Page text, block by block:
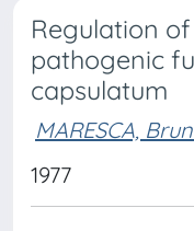
Regulation
pathogenic
capsulatum
MARESCA,
1977